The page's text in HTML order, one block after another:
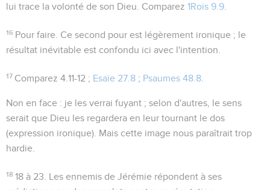
lui trace la volonté de son Dieu. Comparez 1Rois 9.9
16 Pour faire . Ce second pour est légèrement ironique ; le
résultat inévitable est confondu ici avec l'intention.
17 Comparez4.11-12 ; Esaïe 27.8 ; Psaumes 48.8
Non en face : je les verrai fuyant ; selon d'autres, le sens
serait que Dieu les regardera en leur tournant le dos
(expression ironique). Mais cette image nous paraîtrait trop
hardie.
18 18 à 23 . Les ennemis de Jérémie répondent à ses